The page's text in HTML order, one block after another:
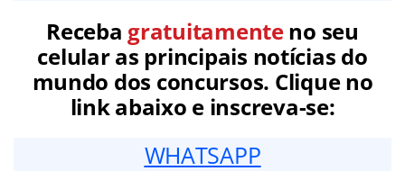
Receba gratuitamenteno seu
celular as principais notícias do
mundo dos concursos. Clique no
link abaixo e inscreva-se:
WHATSAPP